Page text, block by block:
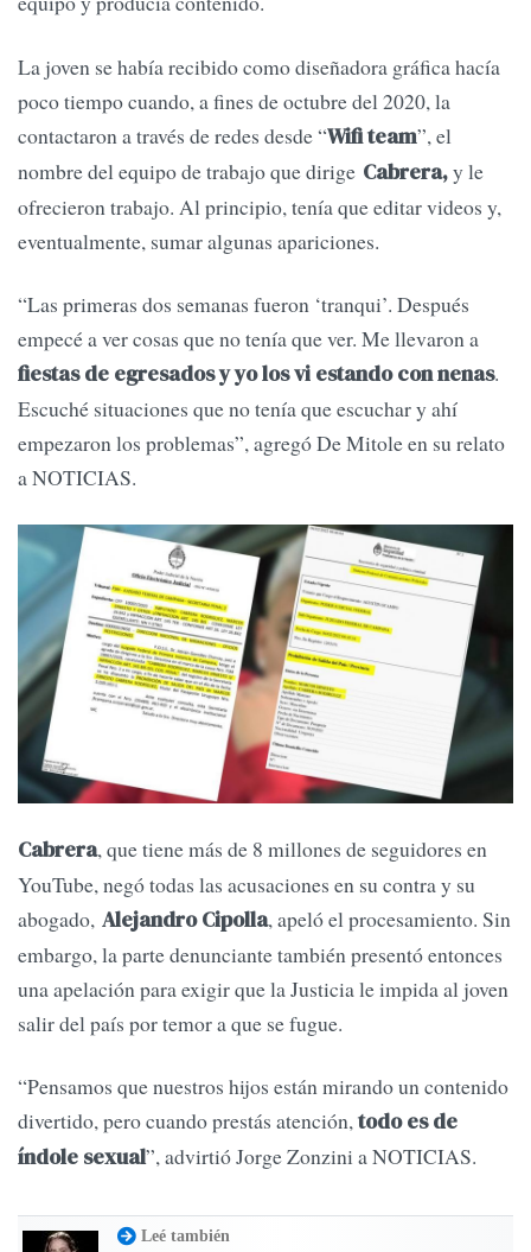
La joven se había recibido como diseñadora gráfica hacía
poco tiempo cuando, a fines de octubre del 2020, la
contactaron a través de redes desde “Wifi team”, el
nombre del equipo de trabajo que dirige Cabrera,y le
ofrecieron trabajo. Al principio, tenía que editar videos y,
eventualmente, sumar algunas apariciones.
“Las primeras dos semanas fueron ‘tranqui’. Después
empecé a ver cosas que no tenía que ver. Me llevaron a
fiestas de egresados y yo los vi estando con nenas.
Escuché situaciones que no tenía que escuchar y ahí
empezaron los problemas”, agregó De Mitole en su relato
a NOTICIAS.
Cabrera, que tiene más de 8 millones de seguidores en
YouTube, negó todas las acusaciones en su contra y su
abogado, Alejandro Cipolla, apeló el procesamiento. Sin
embargo, la parte denunciante también presentó entonces
una apelación para exigir que la Justicia le impida al joven
salir del país por temor a que se fugue.
“Pensamos que nuestros hijos están mirando un contenido
divertido, pero cuando prestás atención,todo es de
índole sexual”, advirtió Jorge Zonzini a NOTICIAS.
Leé también